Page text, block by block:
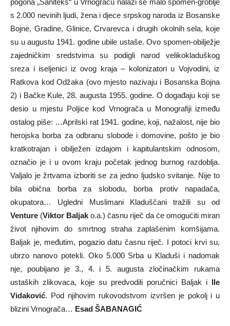
s 2.000 nevinih ljudi, žena i djece srpskog naroda iz Bosanske
Bojne, Gradine, Glinice, Crvarevca i drugih okolnih sela, koje
su u augustu 1941. godine ubile ustaše. Ovo spomen-obilježje
zajedničkim sredstvima su podigli narod velikokladuškog
sreza i iseljenici iz ovog kraja – kolonizatori u Vojvodini, iz
Ratkova kod Odžaka (ovo mjesto nazivaju i Bosanska Bojna
2) i Bačke Kule, 28. augusta 1955. godine. O događaju koji se
desio u mjestu Poljice kod Vrnograča u Monografiji između
ostalog piše: …Aprilski rat 1941. godine, koji, nažalost, nije bio
herojska borba za odbranu slobode i domovine, pošto je bio
kratkotrajan i obilježen izdajom i kapitulantskim odnosom,
označio je i u ovom kraju početak jednog burnog razdoblja.
Valjalo je žrtvama izboriti se za jedno ljudsko svitanje. Nije to
bila obična borba za slobodu, borba protiv napadača,
okupatora… Ugledni Muslimani Kladuščani tražili su od
Venture (Viktor Baljak o.a.) časnu riječ da će omogućiti miran
život njihovim do smrtnog straha zaplašenim komšijama.
Baljak je, međutim, pogazio datu časnu riječ. I potoci krvi su,
ubrzo nanovo potekli. Oko 5.000 Srba u Kladuši i nadomak
nje, poubijano je 3., 4. i 5. augusta zločinačkim rukama
ustaških zlikovaca, koje su predvodili poručnici Baljak i Ile
Vidaković. Pod njihovim rukovodstvom izvršen je pokolj i u
blizini Vrnograča… Esad ŠABANAGIĆ